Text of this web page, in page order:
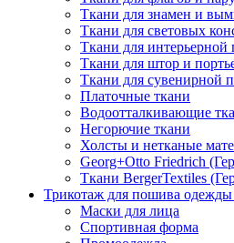
Ткани для знамен и
Ткани для световых
Ткани для интерьерной
Ткани для штор и
Ткани для сувенирной
Платочные ткани
Водоотталкивающие
Негорючие ткани
Холсты и нетканые
Georg+Otto Friedrich
Ткани BergerTextiles
Трикотаж для пошива одежды
Маски для лица
Спортивная форма